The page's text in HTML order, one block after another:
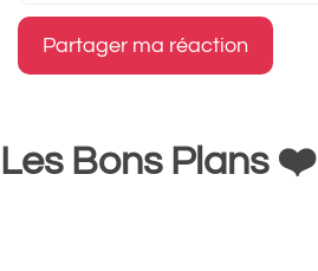
Les Bons Plans ❤️